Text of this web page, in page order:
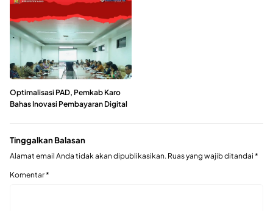
Optimalisasi PAD, Pemkab Karo
Bahas Inovasi Pembayaran Digital
Tinggalkan Balasan
Alamat email Anda tidak akan dipublikasikan. Ruas yang wajib ditandai *
Komentar*